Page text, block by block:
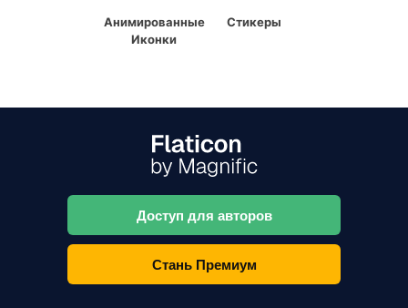
Анимированные
Иконки
Стикеры
Доступ для авторов
Стань Премиум